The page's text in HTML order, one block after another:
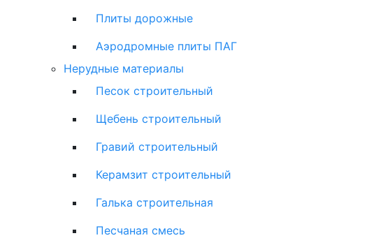
Плиты дорожные
Аэродромные плиты ПАГ
Нерудные материалы
Песок строительный
Щебень строительный
Гравий строительный
Керамзит строительный
Галька строительная
Песчаная смесь